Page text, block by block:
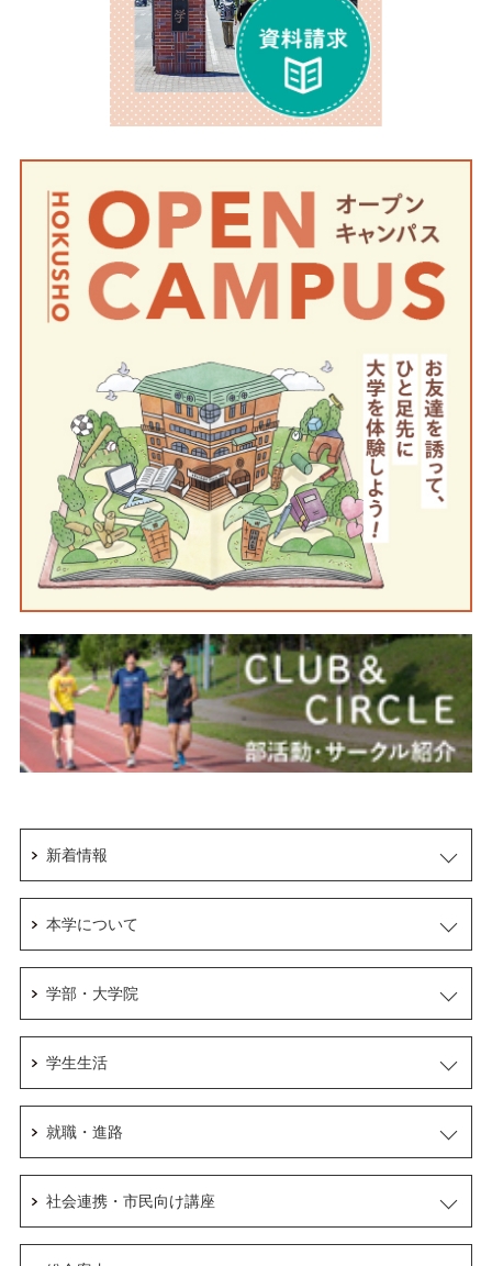
新着情報
本学について
学部・大学院
学生生活
就職・進路
社会連携・市民向け講座